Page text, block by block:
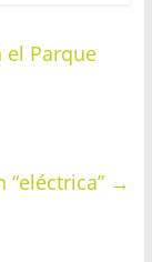
el Parque
→